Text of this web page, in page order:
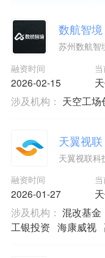
数航智境
苏州数航智
融资时间
2026-02-15
涉及机构： 天空工场
天翼视联
天翼视联科
融资时间
2026-01-27
涉及机构： 混改基金
工银投资 海康威视